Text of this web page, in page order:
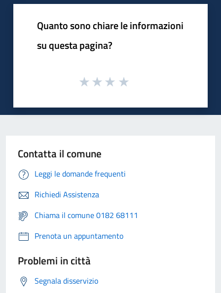
Quanto sono chiare le informazioni
su questa pagina?
Contatta il comune
Leggi le domande frequenti
Richiedi Assistenza
Chiama il comune 0182 68111
Prenota un appuntamento
Problemi in città
Segnala disservizio